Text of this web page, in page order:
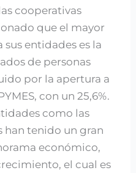
cooperativas
que el mayor
entidades es la
de personas
por la apertura a
con un 25,6%.
como las
han tenido un gran
económico,
el cual es